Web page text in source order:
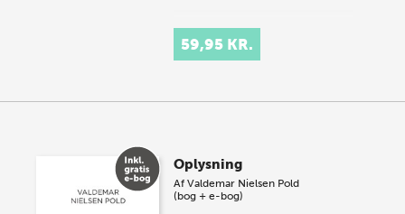
59,95 KR.
Oplysning
AfValdemar Nielsen Pold
(bog + e-bog)